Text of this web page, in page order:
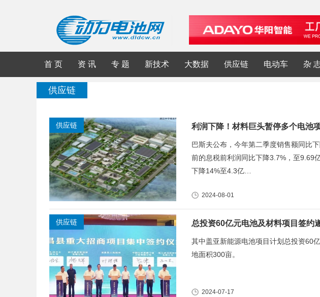
首 页 资 讯 专 题 新技术 大数据 供应链 电动车 杂
供应链
供应链 利润下降！材料巨头暂停多个电池
巴斯夫公布，今年第二季度销售额同比
前的息税前利润同比下降3.7%，至9.69
下降14%至4.3亿…
2024-08-01
供应链 总投资60亿元电池及材料项目签约
其中盖亚新能源电池项目计划总投资60
地面积300亩。
2024-07-17